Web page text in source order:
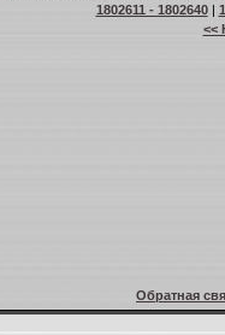
1802611 - 1802640|
<<
Обратная